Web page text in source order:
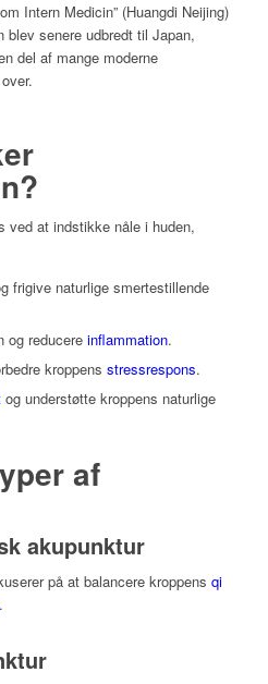
Intern Medicin” (Huangdi Neijing)
blev senere udbredt til Japan,
del af mange moderne
ved at indstikke nåle i huden,
frigive naturlige smertestillende
og reducere inflammation.
kroppens stressrespons.
og understøtte kroppens naturlige
af
akupunktur
på at balancere kroppens qi